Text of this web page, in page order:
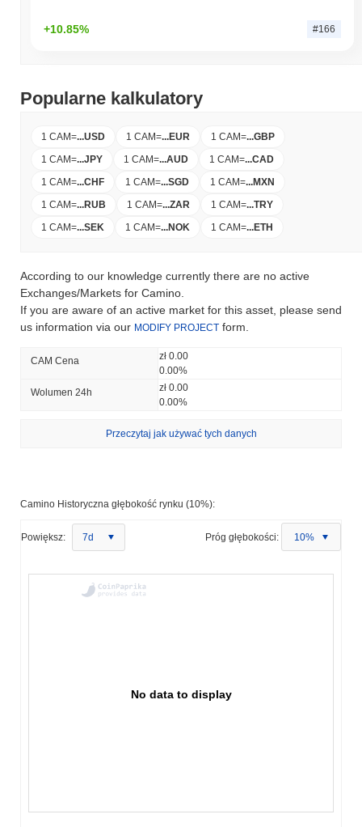
+10.85% #166
Popularne kalkulatory
1 CAM=...USD 1 CAM=...EUR 1 CAM=...GBP
1 CAM=...JPY 1 CAM=...AUD 1 CAM=...CAD
1 CAM=...CHF 1 CAM=...SGD 1 CAM=...MXN
1 CAM=...RUB 1 CAM=...ZAR 1 CAM=...TRY
1 CAM=...SEK 1 CAM=...NOK 1 CAM=...ETH
According to our knowledge currently there are no active
Exchanges/Markets for Camino.
If you are aware of an active market for this asset, please send
us information via our MODIFY PROJECT form.
CAM Cena
zł 0.00
0.00%
Wolumen 24h
zł 0.00
0.00%
Przeczytaj jak używać tych danych
Camino Historyczna głębokość rynku (10%):
Powiększ: 7d Próg głębokości: 10%
No data to display